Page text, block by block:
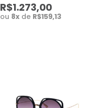
R$1.273,00
ou 8xde R$159,13